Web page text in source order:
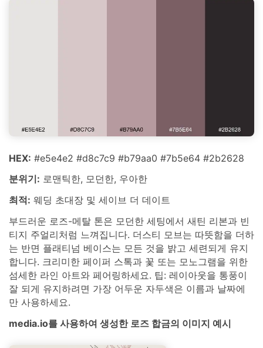
HEX: #e5e4e2 #d8c7c9 #b79aa0 #7b5e64 #2b2628
분위기: 로맨틱한, 모던한, 우아한
최적: 웨딩 초대장 및 세이브 더 데이트
부드러운 로즈-메탈 톤은 모던한 세팅에서 새틴 리본과 빈
티지 주얼리처럼 느껴집니다. 더스티 모브는 따뜻함을 더하
는 반면 플래티넘 베이스는 모든 것을 밝고 세련되게 유지
합니다. 크리미한 페이퍼 스톡과 꽃 또는 모노그램을 위한
섬세한 라인 아트와 페어링하세요. 팁: 레이아웃을 통풍이
잘 되게 유지하려면 가장 어두운 자두색은 이름과 날짜에
만 사용하세요.
media.io를 사용하여 생성한 로즈 합금의 이미지 예시